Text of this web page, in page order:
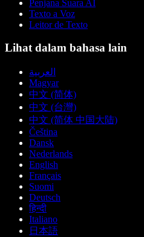
Penjana Suara AI
Texto a Voz
Leitor de Texto
Lihat dalam bahasa lain
العربية
Magyar
中文 (简体)
中文 (台灣)
中文 (简体 中国大陆)
Čeština
Dansk
Nederlands
English
Français
Suomi
Deutsch
हिन्दी
Italiano
日本語